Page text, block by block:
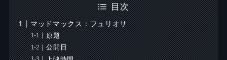
目次
マッドマックス：フュリオサ
原題
公開日